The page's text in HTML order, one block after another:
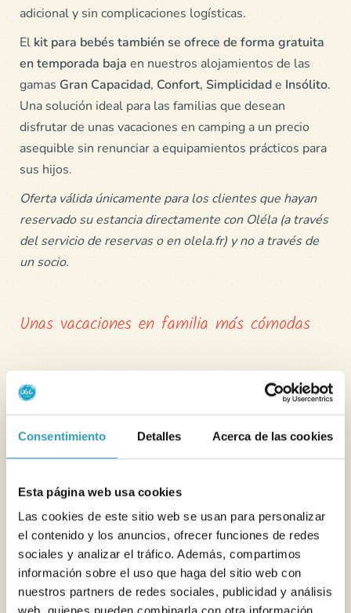
Consentimiento Detalles Acerca de las cookies
Esta página web usa cookies
Las cookies de este sitio web se usan para personalizar
el contenido y los anuncios, ofrecer funciones de redes
sociales y analizar el tráfico. Además, compartimos
información sobre el uso que haga del sitio web con
nuestros partners de redes sociales, publicidad y análisis
adicional y sin complicaciones logísticas.
El kit para bebés también se ofrece de forma gratuita
en temporada baja en nuestros alojamientos de las
gamas Gran Capacidad, Confort, Simplicidade Insólito.
Una solución ideal para las familias que desean
disfrutar de unas vacaciones en camping a un precio
asequible sin renunciar a equipamientos prácticos para
sus hijos.
Oferta válida únicamente para los clientes que hayan
reservado su estancia directamente con Oléla (a través
del servicio de reservas o en olela.fr) y no a través de
un socio.
Unas vacaciones en familia más cómodas
Nuestros campings están pensados para acoger a
familias con niños y padres jóvenes en las mejores
Tanto si te vas un fin de semana, como si se trata de
una estancia corta o más larga, nuestros alojamientos
familiares te permiten disfrutar al máximo de tus
estancia con tu bebé .
Prepara tus próximas vacaciones en familia con total